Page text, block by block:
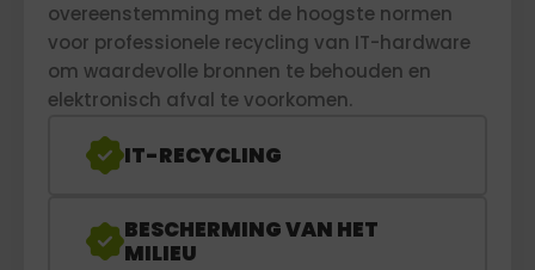
overeenstemming met de hoogste normen
voor professionele recycling van IT-hardware
om waardevolle bronnen te behouden en
elektronisch afval te voorkomen.
IT-RECYCLING
BESCHERMING VAN HET
MILIEU